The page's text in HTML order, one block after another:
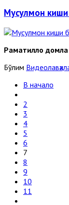
Мусулмон
Раҳматилло
Бўлим
В начало
2
3
4
5
6
7
8
9
10
11